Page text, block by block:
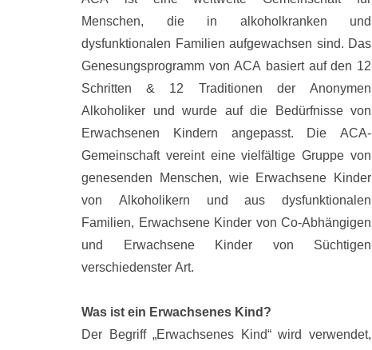
Menschen, die in alkoholkranken und
dysfunktionalen Familien aufgewachsen sind. Das
Genesungsprogramm von ACA basiert auf den 12
Schritten & 12 Traditionen der Anonymen
Alkoholiker und wurde auf die Bedürfnisse von
Erwachsenen Kindern angepasst. Die ACA-
Gemeinschaft vereint eine vielfältige Gruppe von
genesenden Menschen, wie Erwachsene Kinder
von Alkoholikern und aus dysfunktionalen
Familien, Erwachsene Kinder von Co-Abhängigen
und Erwachsene Kinder von Süchtigen
verschiedenster Art.
Was ist ein Erwachsenes Kind?
Der Begriff „Erwachsenes Kind“ wird verwendet,